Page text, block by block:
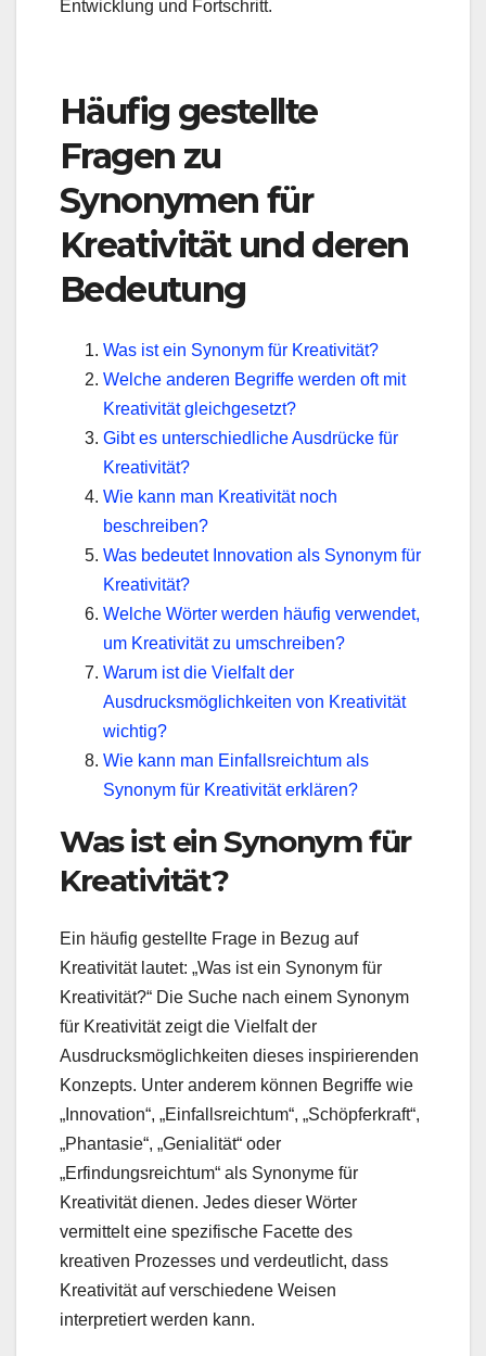
Entwicklung und Fortschritt.
Häufig gestellte
Fragen zu
Synonymen für
Kreativität und deren
Bedeutung
Was ist ein Synonym für Kreativität?
Welche anderen Begriffe werden oft mit
Kreativität gleichgesetzt?
Gibt es unterschiedliche Ausdrücke für
Kreativität?
Wie kann man Kreativität noch
beschreiben?
Was bedeutet Innovation als Synonym für
Kreativität?
Welche Wörter werden häufig verwendet,
um Kreativität zu umschreiben?
Warum ist die Vielfalt der
Ausdrucksmöglichkeiten von Kreativität
wichtig?
Wie kann man Einfallsreichtum als
Synonym für Kreativität erklären?
Was ist ein Synonym für
Kreativität?
Ein häufig gestellte Frage in Bezug auf
Kreativität lautet: „Was ist ein Synonym für
Kreativität?“ Die Suche nach einem Synonym
für Kreativität zeigt die Vielfalt der
Ausdrucksmöglichkeiten dieses inspirierenden
Konzepts. Unter anderem können Begriffe wie
„Innovation“, „Einfallsreichtum“, „Schöpferkraft“,
„Phantasie“, „Genialität“ oder
„Erfindungsreichtum“ als Synonyme für
Kreativität dienen. Jedes dieser Wörter
vermittelt eine spezifische Facette des
kreativen Prozesses und verdeutlicht, dass
Kreativität auf verschiedene Weisen
interpretiert werden kann.